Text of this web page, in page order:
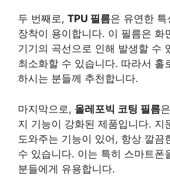
두 번째로, TPU 필름은 유연한 특
장착이 용이합니다. 이 필름은 화
기기의 곡선으로 인해 발생할 수
최소화할 수 있습니다. 따라서 홀
하시는 분들께 추천합니다.
마지막으로, 올레포빅 코팅 필름
지 기능이 강화된 제품입니다. 지
도와주는 기능이 있어, 항상 깔끔
수 있습니다. 이는 특히 스마트폰
분들에게 유용합니다.